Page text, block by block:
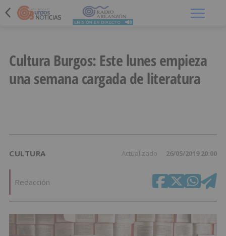
Cultura Burgos: Este lunes empieza
una semana cargada de literatura
CULTURA Actualizado 26/05/2019 20:00
Redacción